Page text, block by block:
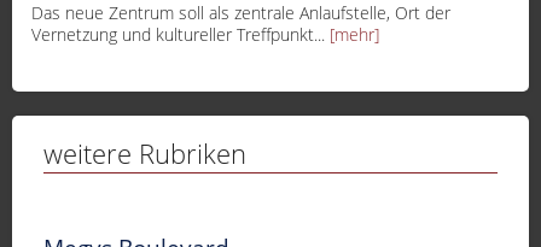
Das neue Zentrum soll als zentrale Anlaufstelle, Ort der
Vernetzung und kultureller Treffpunkt... [mehr]
weitere Rubriken